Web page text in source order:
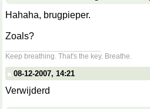
Hahaha, brugpieper.
Zoals?
Keep breathing. That's the key. Breathe.
08-12-2007, 14:21
Verwijderd